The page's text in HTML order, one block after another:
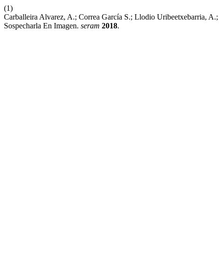
(1)
Carballeira Alvarez, A.; Correa García S.; Llodio Uribeetxebarria,
Sospecharla En Imagen. seram 2018.